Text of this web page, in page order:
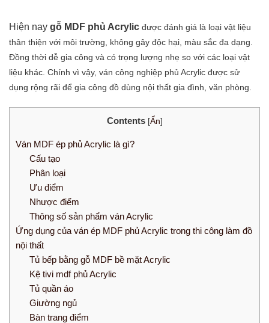
Hiện nay gỗ MDF phủ Acrylic được đánh giá là loại vật liệu
thân thiện với môi trường, không gây độc hại, màu sắc đa dạng.
Đồng thời dễ gia công và có trọng lượng nhẹ so với các loại vật
liệu khác. Chính vì vậy, ván công nghiệp phủ Acrylic được sử
dụng rộng rãi để gia công đồ dùng nội thất gia đình, văn phòng.
Contents [Ẩn]
Ván MDF ép phủ Acrylic là gì?
Cấu tạo
Phân loại
Ưu điểm
Nhược điểm
Thông số sản phẩm ván Acrylic
Ứng dụng của ván ép MDF phủ Acrylic trong thi công làm đồ
nội thất
Tủ bếp bằng gỗ MDF bề mặt Acrylic
Kệ tivi mdf phủ Acrylic
Tủ quần áo
Giường ngủ
Bàn trang điểm